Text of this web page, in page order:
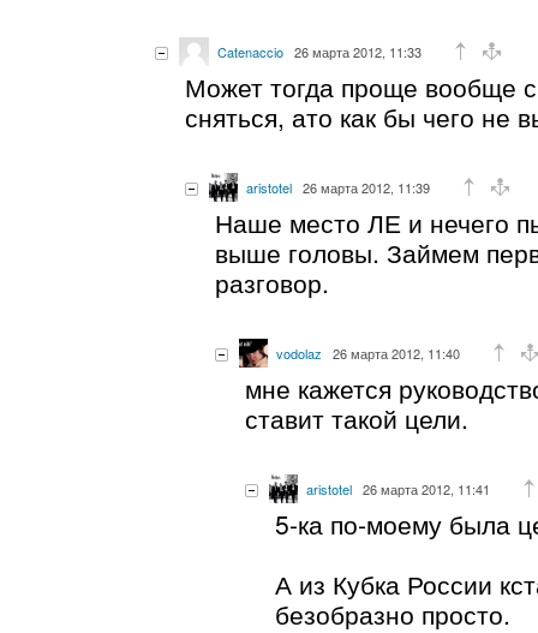
Catenaccio 26 марта 2012, 11:33
Может тогда проще вообще
сняться, ато как бы чего
aristotel 26 марта 2012, 11:39
Наше место ЛЕ и нечего
выше головы. Займем
разговор.
vodolaz 26 марта 2012, 11:40
мне кажется
ставит такой цели.
aristotel 26 марта 2012, 11:41
5-ка по-моему была
А из Кубка России
безобразно просто.